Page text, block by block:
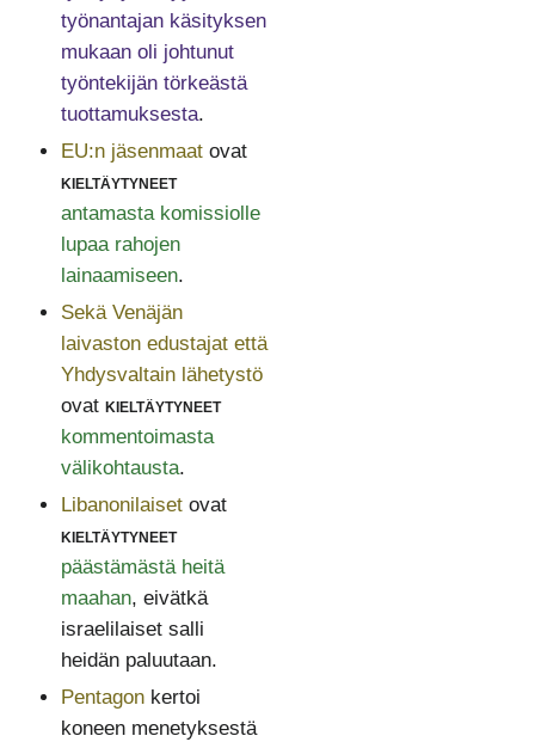
työnantajan käsityksen
mukaan oli johtunut
työntekijän törkeästä
tuottamuksesta.
EU:n jäsenmaatovat
kieltäytyneet
antamasta komissiolle
lupaa rahojen
lainaamiseen.
Sekä Venäjän
laivaston edustajat että
Yhdysvaltain lähetystö
ovat kieltäytyneet
kommentoimasta
välikohtausta.
Libanonilaisetovat
kieltäytyneet
päästämästä heitä
maahan, eivätkä
israelilaiset salli
heidän paluutaan.
Pentagonkertoi
koneen menetyksestä